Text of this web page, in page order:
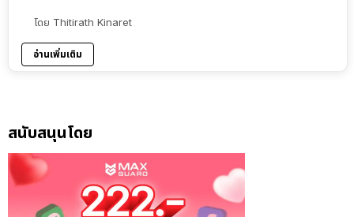
โดย Thitirath Kinaret
อ่านเพิ่มเติม
สนับสนุนโดย